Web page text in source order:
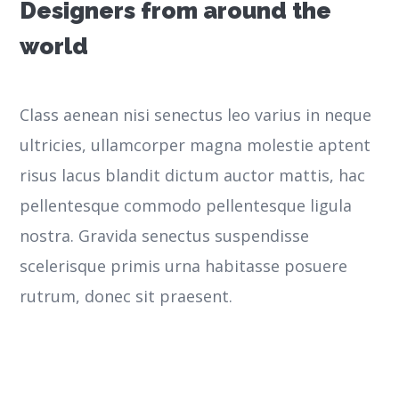
Designers from around the
world
Class aenean nisi senectus leo varius in neque
ultricies, ullamcorper magna molestie aptent
risus lacus blandit dictum auctor mattis, hac
pellentesque commodo pellentesque ligula
nostra. Gravida senectus suspendisse
scelerisque primis urna habitasse posuere
rutrum, donec sit praesent.